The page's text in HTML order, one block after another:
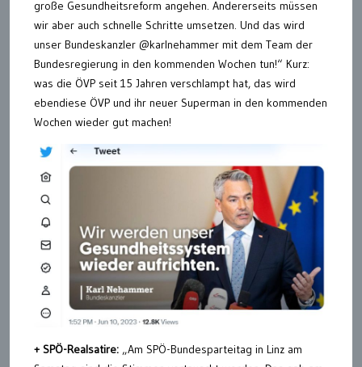
große Gesundheitsreform angehen. Andererseits müssen
wir aber auch schnelle Schritte umsetzen. Und das wird
unser Bundeskanzler @karlnehammer mit dem Team der
Bundesregierung in den kommenden Wochen tun!“ Kurz:
was die ÖVP seit 15 Jahren verschlampt hat, das wird
ebendiese ÖVP und ihr neuer Superman in den kommenden
Wochen wieder gut machen!
+ SPÖ-Realsatire: „Am SPÖ-Bundesparteitag in Linz am